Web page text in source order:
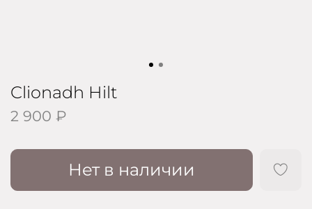
Clionadh Hilt
2 900 ₽
Нет в наличии